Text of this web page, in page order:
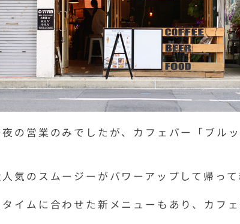
の営業のみでしたが、カフェバー「ブル
気のスムージーがパワーアップして帰って
イムに合わせた新メニューもあり、カフ